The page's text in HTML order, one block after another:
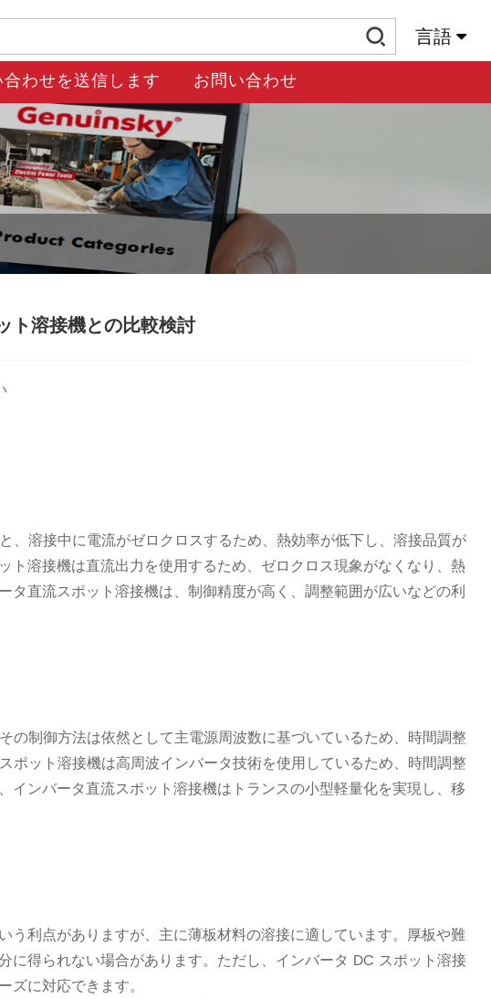
言語
合わせを送信します お問い合わせ
ト溶接機との比較検討
、溶接中に電流がゼロクロスするため、熱効率が低下し、溶接品質が
溶接機は直流出力を使用するため、ゼロクロス現象がなくなり、熱
直流スポット溶接機は、制御精度が高く、調整範囲が広いなどの利
の制御方法は依然として主電源周波数に基づいているため、時間調整
ポット溶接機は高周波インバータ技術を使用しているため、時間調整
ンバータ直流スポット溶接機はトランスの小型軽量化を実現し、移
利点がありますが、主に薄板材料の溶接に適しています。厚板や難
に得られない場合があります。ただし、インバータ DC スポット溶接
に対応できます。